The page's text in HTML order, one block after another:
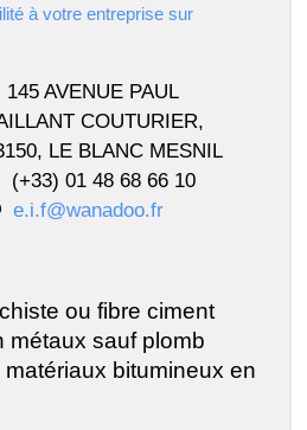
à votre entreprise sur
145 AVENUE PAUL
COUTURIER,
LE BLANC MESNIL
(+33) 01 48 68 66 10
e.i.f@wanadoo.fr
ou fibre ciment
métaux sauf plomb
bitumineux en